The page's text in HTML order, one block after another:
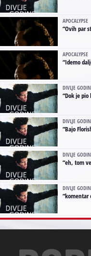
APOCALYPSE
“Ovih par stvari odlično,
APOCALYPSE
“Idemo
DIVLJE
“Dok je pio
DIVLJE
“Bajo Florisha ,
DIVLJE
“eh, tom vejts i
DIVLJE
“komentar o